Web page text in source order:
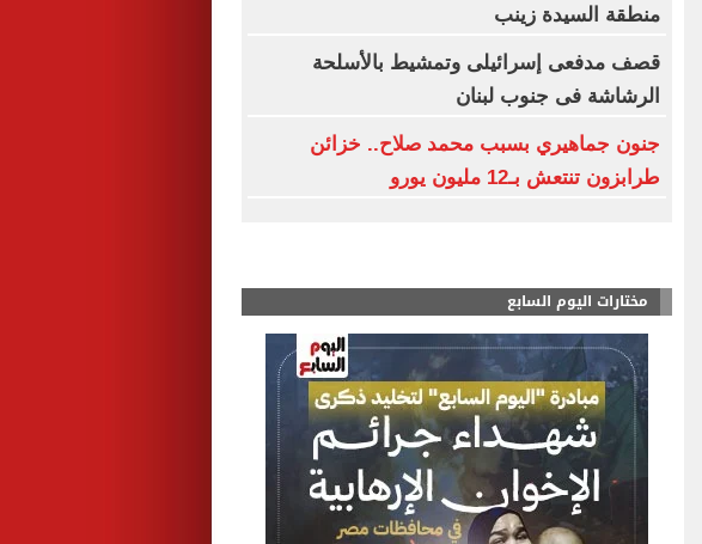
منطقة السيدة زينب
قصف مدفعى إسرائيلى وتمشيط بالأسلحة
الرشاشة فى جنوب لبنان
جنون جماهيري بسبب محمد صلاح.. خزائن
طرابزون تنتعش بـ12 مليون يورو
مختارات اليوم السابع